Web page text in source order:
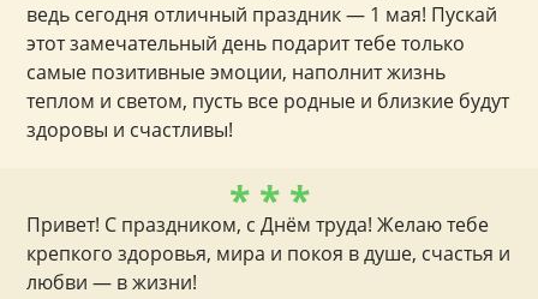
ведь сегодня отличный праздник — 1 мая! Пускай
этот замечательный день подарит тебе только
самые позитивные эмоции, наполнит жизнь
теплом и светом, пусть все родные и близкие будут
здоровы и счастливы!
* * *
Привет! С праздником, с Днём труда! Желаю тебе
крепкого здоровья, мира и покоя в душе, счастья и
любви — в жизни!